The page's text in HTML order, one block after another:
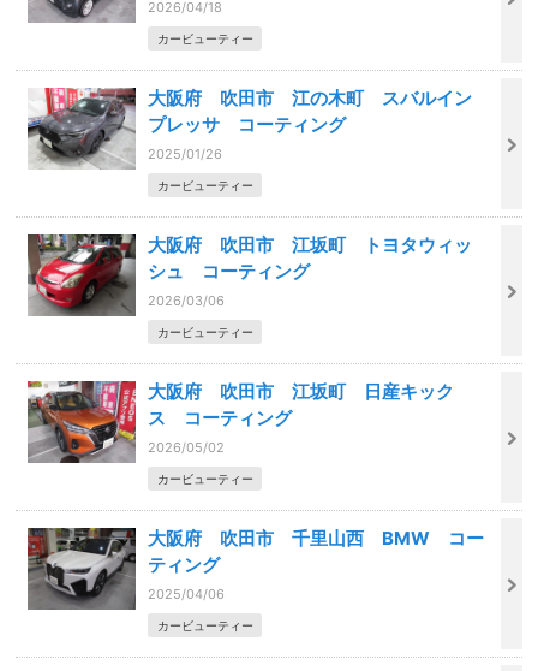
2026/04/18
カービューティー
大阪府 吹田市 江の木町 スバルイン
プレッサ コーティング
2025/01/26
カービューティー
大阪府 吹田市 江坂町 トヨタウィッ
シュ コーティング
2026/03/06
カービューティー
大阪府 吹田市 江坂町 日産キック
ス コーティング
2026/05/02
カービューティー
大阪府 吹田市 千里山西 BMW コー
ティング
2025/04/06
カービューティー